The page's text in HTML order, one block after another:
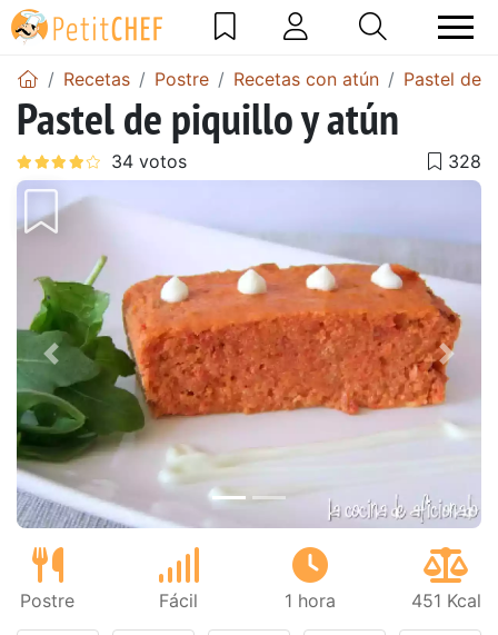
Recetas Postre Recetas con atún Pastel de
Pastel de piquillo y atún
Anterior
Postre Fácil 1 hora 451 Kcal